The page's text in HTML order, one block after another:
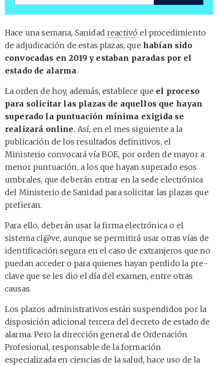
Hace una semana, Sanidadreactivó el procedimiento
de adjudicación de estas plazas, que habían sido
convocadas en 2019 y estaban paradas por el
estado de alarma.
La orden de hoy, además, establece que el proceso
para solicitar las plazas de aquellos que hayan
superado la puntuación mínima exigida se
realizará online. Así, en el mes siguiente a la
publicación de los resultados definitivos, el
Ministerio convocará vía BOE, por orden de mayor a
menor puntuación, a los que hayan superado esos
umbrales, que deberán entrar en la sede electrónica
del Ministerio de Sanidad para solicitar las plazas que
prefieran.
Para ello, deberán usar la firma electrónica o el
sistema cl@ve, aunque se permitirá usar otras vías de
identificación segura en el caso de extranjeros que no
puedan acceder o para quienes hayan perdido la pre-
clave que se les dio el día del examen, entre otras
causas.
Los plazos administrativos están suspendidos por la
disposición adicional tercera del decreto de estado de
alarma. Pero la dirección general de Ordenación
Profesional, responsable de la formación
especializada en ciencias de la salud, hace uso de la